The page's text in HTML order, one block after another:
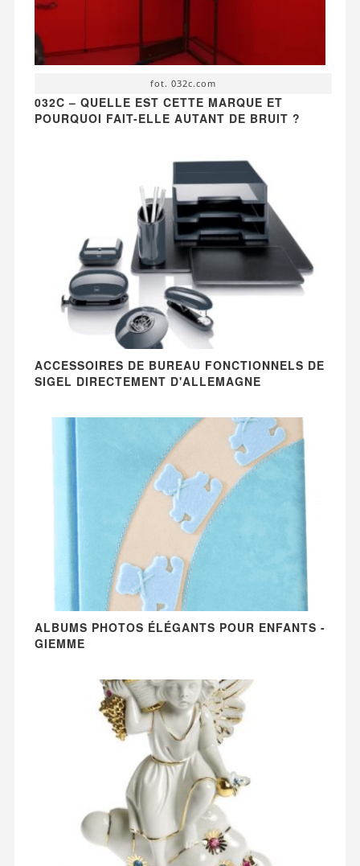
fot. 032c.com
032C – QUELLE EST CETTE MARQUE ET
POURQUOI FAIT-ELLE AUTANT DE BRUIT ?
ACCESSOIRES DE BUREAU FONCTIONNELS DE
SIGEL DIRECTEMENT D'ALLEMAGNE
ALBUMS PHOTOS ÉLÉGANTS POUR ENFANTS -
GIEMME